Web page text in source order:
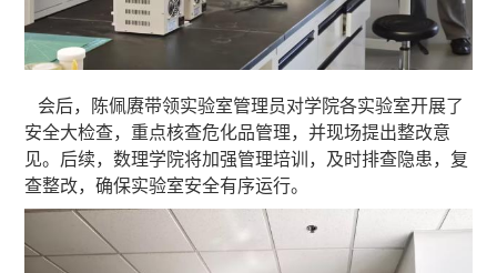
会后，陈佩赓带领实验室管理员对学院各实验室开展了
安全大检查，重点核查危化品管理，并现场提出整改意
见。后续，数理学院将加强管理培训，及时排查隐患，复
查整改，确保实验室安全有序运行。